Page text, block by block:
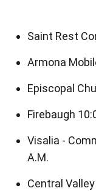
Saint Rest
Armona
Episcopal
Firebaugh
Visalia -
A.M.
Central